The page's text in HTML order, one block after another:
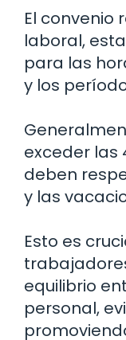
El convenio
laboral,
para las
y los
exceder las
deben
y las
Esto es
equilibrio
personal,